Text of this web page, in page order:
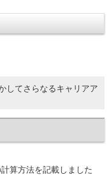
してさらなるキャリアア
算方法を記載しました